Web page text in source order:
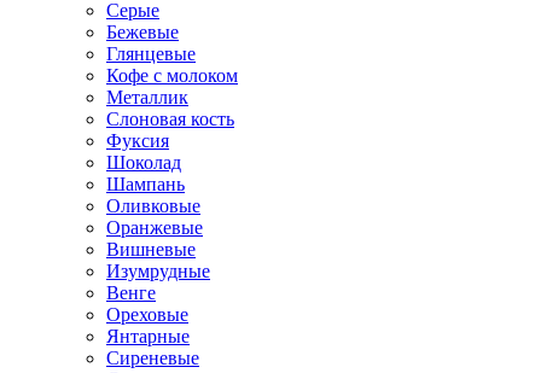
Серые
Бежевые
Глянцевые
Кофе с молоком
Металлик
Слоновая кость
Фуксия
Шоколад
Шампань
Оливковые
Оранжевые
Вишневые
Изумрудные
Венге
Ореховые
Янтарные
Сиреневые